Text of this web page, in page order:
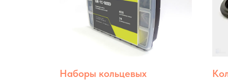
Наборы кольцевых